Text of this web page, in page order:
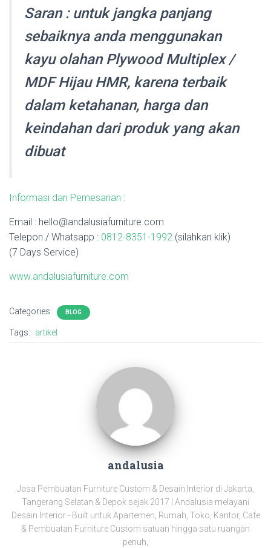
Saran : untuk jangka panjang
sebaiknya anda menggunakan
kayu olahan Plywood Multiplex /
MDF Hijau HMR, karena terbaik
dalam ketahanan, harga dan
keindahan dari produk yang akan
dibuat
Informasi dan Pemesanan :
Email : hello@andalusiafurniture.com
Telepon / Whatsapp : 0812-8351-1992 (silahkan klik)
(7 Days Service)
www.andalusiafurniture.com
Categories: BLOG
Tags: artikel
andalusia
Jasa Pembuatan Furniture Custom & Desain Interior di Jakarta,
Tangerang Selatan & Depok sejak 2017 | Andalusia melayani
Desain Interior - Built untuk Apartemen, Rumah, Toko, Kantor, Cafe
& Pembuatan Furniture Custom satuan hingga satu ruangan
penuh,